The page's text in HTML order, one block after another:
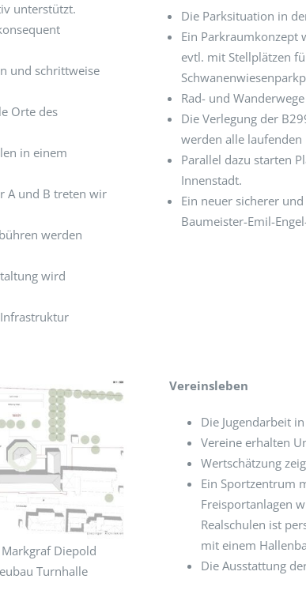
unterstützt.
und schrittweise
Orte des
in einem
A und B treten wir
werden
wird
Die Parksituation in
Ein Parkraumkonzept
evtl. mit Stellplätzen
Rad- und
Die Verlegung der
werden alle
Parallel dazu starten
Innenstadt.
Ein neuer sicherer
Baumeister-Emil-
Diepold
Turnhalle
Vereinsleben
Die Jugendarbeit
Vereine erhalten
Wertschätzung
Ein Sportzentrum
Freisportanlagen
Realschulen ist
mit einem
Die Ausstattung